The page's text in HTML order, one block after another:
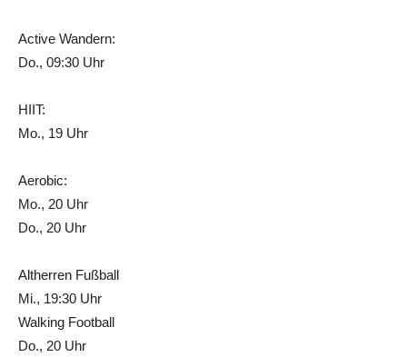
Active Wandern:
Do., 09:30 Uhr
HIIT:
Mo., 19 Uhr
Aerobic:
Mo., 20 Uhr
Do., 20 Uhr
Altherren Fußball
Mi., 19:30 Uhr
Walking Football
Do., 20 Uhr